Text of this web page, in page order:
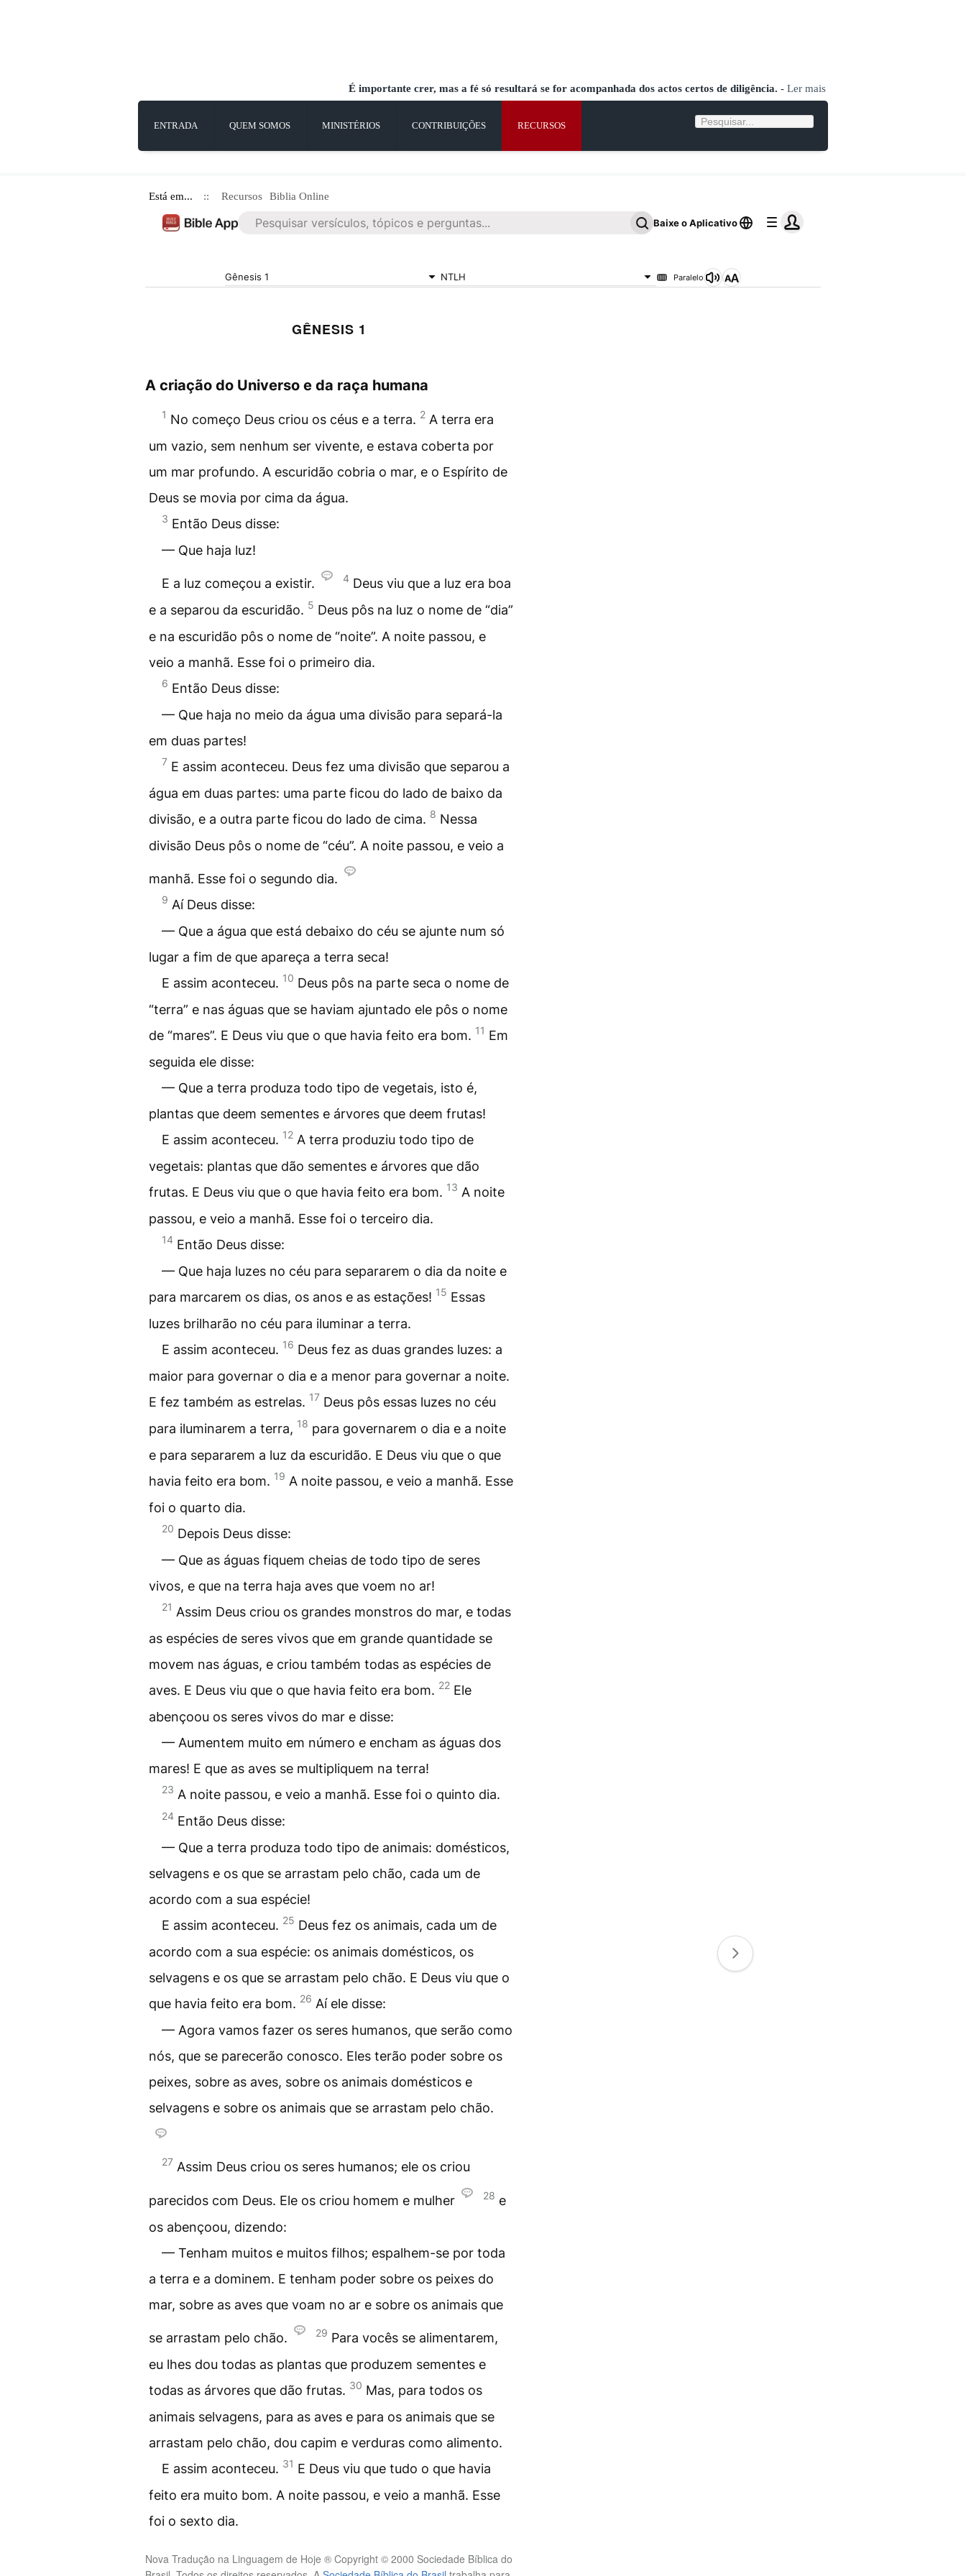
ENTRADA QUEM SOMOS MINISTÉRIOS CONTRIBUIÇÕES RECURSOS
É importante crer, mas a fé só resultará se for acompanhada dos actos certos de diligência. - Ler mais
Está em... :: Recursos Biblia Online